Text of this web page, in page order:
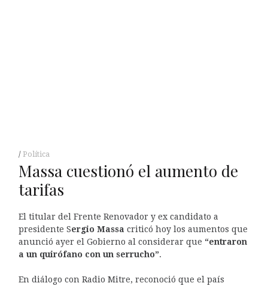
Política
Massa cuestionó el aumento de
tarifas
El titular del Frente Renovador y ex candidato a
presidente Sergio Massa criticó hoy los aumentos que
anunció ayer el Gobierno al considerar que “entraron
a un quirófano con un serrucho”.
En diálogo con Radio Mitre, reconoció que el país